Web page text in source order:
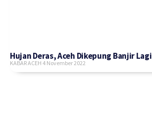
Hujan Deras, Aceh Dikepung Banjir Lagi
KABAR ACEH 4 November 2022